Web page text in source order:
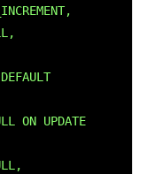
ON UPDATE